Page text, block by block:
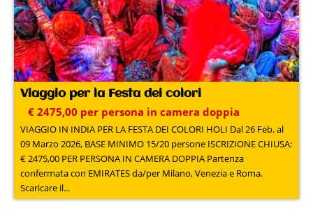
Viaggio per la Festa dei colori
€ 2475,00 per persona in camera doppia
VIAGGIO IN INDIA PER LA FESTA DEI COLORI HOLI Dal 26 Feb. al
09 Marzo 2026, BASE MINIMO 15/20 persone ISCRIZIONE CHIUSA:
€ 2475,00 PER PERSONA IN CAMERA DOPPIA Partenza
confermata con EMIRATES da/per Milano, Venezia e Roma.
Scaricare il...